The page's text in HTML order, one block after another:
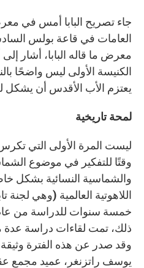
جاء تصريح البابا أمس في
العامات في قاعة بولس
معرض ما قاله البابا، أشار
الكنيسة الأولى ليس واضحًا
يعتزم الأب الأقدس أن يشكل
لمحة تاريخية
ليست المرة الأولى التي تكرس
وقتًا للتفكير في موضوع
والشماسية النسائية بشكل
اللاهوتية العالمية (وهي لجنة
وقد صدر عن هذه الفترة وثيقة
يوسف راتزنغر، عميد مجمع